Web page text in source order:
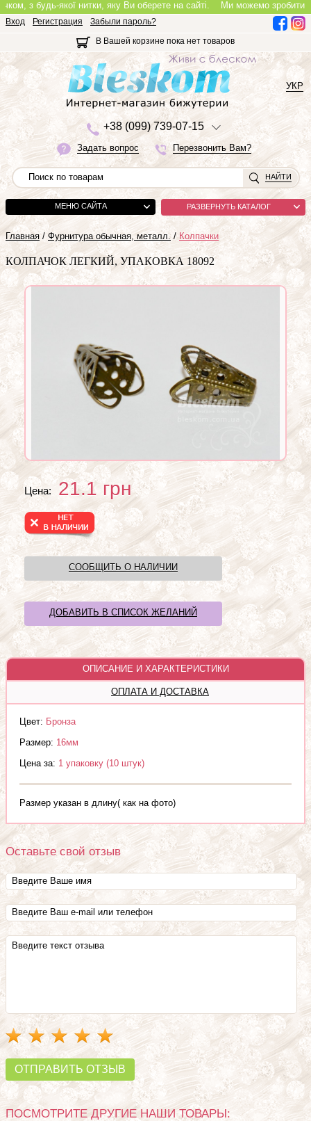
з будь-якої нитки, яку Ви оберете на сайті.Ми можемо зробити
Вход Регистрация
Забыли пароль?
В Вашей корзине пока нет товаров
+38 (099) 739-07-15
Задать вопрос Перезвонить Вам?
УКР
НАЙТИ
МЕНЮ САЙТА РАЗВЕРНУТЬ КАТАЛОГ
Главная / Фурнитура обычная, металл. / Колпачки
КОЛПАЧОК ЛЕГКИЙ, УПАКОВКА 18092
Цена: 21.1 грн
СООБЩИТЬ О НАЛИЧИИ
ДОБАВИТЬ В СПИСОК ЖЕЛАНИЙ
ОПИСАНИЕ И ХАРАКТЕРИСТИКИ
ОПЛАТА И ДОСТАВКА
Цвет: Бронза
Размер: 16мм
Цена за: 1 упаковку (10 штук)
Размер указан в длину( как на фото)
Оставьте свой отзыв
ОТПРАВИТЬ ОТЗЫВ
ПОСМОТРИТЕ ДРУГИЕ НАШИ ТОВАРЫ: